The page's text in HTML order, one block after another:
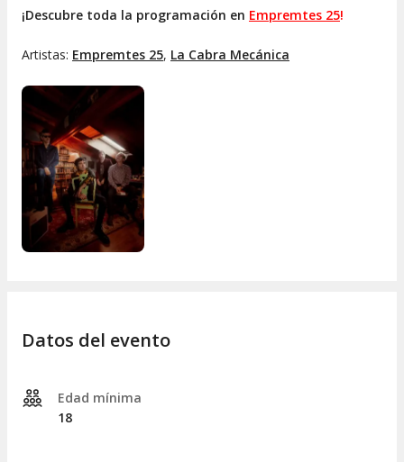
¡Descubre toda la programación en Empremtes 25!
Artistas: Empremtes 25, La Cabra Mecánica
Datos del evento
Edad mínima
18